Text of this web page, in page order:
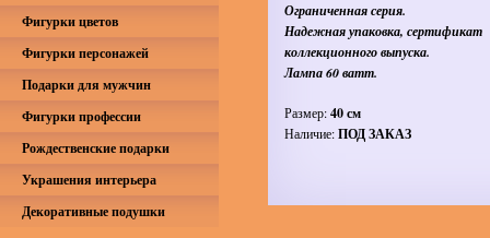
Ограниченная серия.
Надежная упаковка, сертификат
коллекционного выпуска.
Лампа 60 ватт.
Размер:40 см
Наличие:ПОД ЗАКАЗ
Фигурки цветов
Фигурки персонажей
Подарки для мужчин
Фигурки профессии
Рождественские подарки
Украшения интерьера
Декоративные подушки